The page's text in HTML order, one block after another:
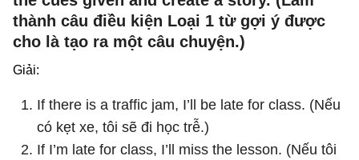
thành câu điều kiện Loại 1 từ gợi ý được
cho là tạo ra một câu chuyện.)
Giải:
If there is a traffic jam, I’ll be late for class. (Nếu
có kẹt xe, tôi sẽ đi học trễ.)
If I’m late for class, I’ll miss the lesson. (Nếu tôi